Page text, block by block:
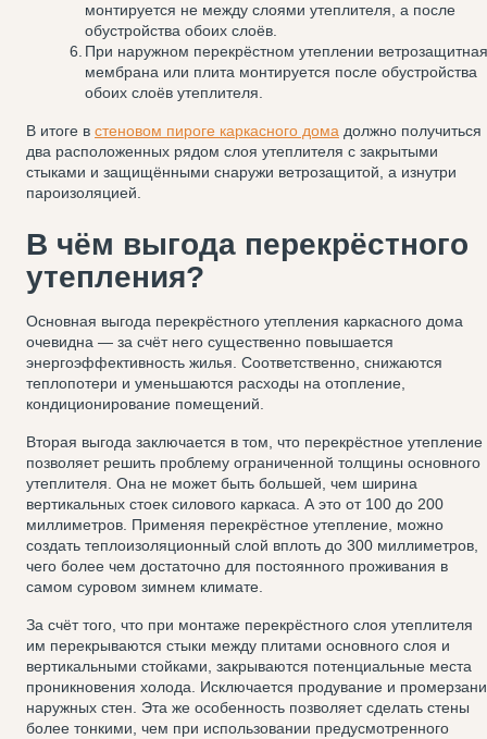
монтируется не между слоями утеплителя, а после
обустройства обоих слоёв.
При наружном перекрёстном утеплении ветрозащитная
мембрана или плита монтируется после обустройства
обоих слоёв утеплителя.
В итоге в стеновом пироге каркасного дома должно получиться
два расположенных рядом слоя утеплителя с закрытыми
стыками и защищёнными снаружи ветрозащитой, а изнутри
пароизоляцией.
В чём выгода перекрёстного
утепления?
Основная выгода перекрёстного утепления каркасного дома
очевидна — за счёт него существенно повышается
энергоэффективность жилья. Соответственно, снижаются
теплопотери и уменьшаются расходы на отопление,
кондиционирование помещений.
Вторая выгода заключается в том, что перекрёстное утепление
позволяет решить проблему ограниченной толщины основного
утеплителя. Она не может быть большей, чем ширина
вертикальных стоек силового каркаса. А это от 100 до 200
миллиметров. Применяя перекрёстное утепление, можно
создать теплоизоляционный слой вплоть до 300 миллиметров,
чего более чем достаточно для постоянного проживания в
самом суровом зимнем климате.
За счёт того, что при монтаже перекрёстного слоя утеплителя
им перекрываются стыки между плитами основного слоя и
вертикальными стойками, закрываются потенциальные места
проникновения холода. Исключается продувание и
наружных стен. Эта же особенность позволяет сделать стены
более тонкими, чем при использовании предусмотренного